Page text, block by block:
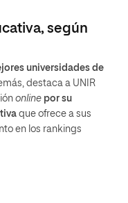
según
universidades de
destaca a UNIR
online por su
que ofrece a sus
en los rankings